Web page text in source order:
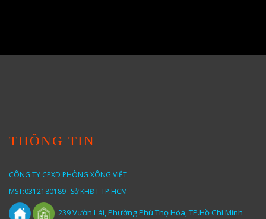
THÔNG TIN
CÔNG TY CPXD PHÒNG XÔNG VIỆT
MST:0312180189_ Sở KHĐT TP.HCM
239Vườn Lài,Phường Phú Thọ Hòa, TP.Hồ Chí Minh